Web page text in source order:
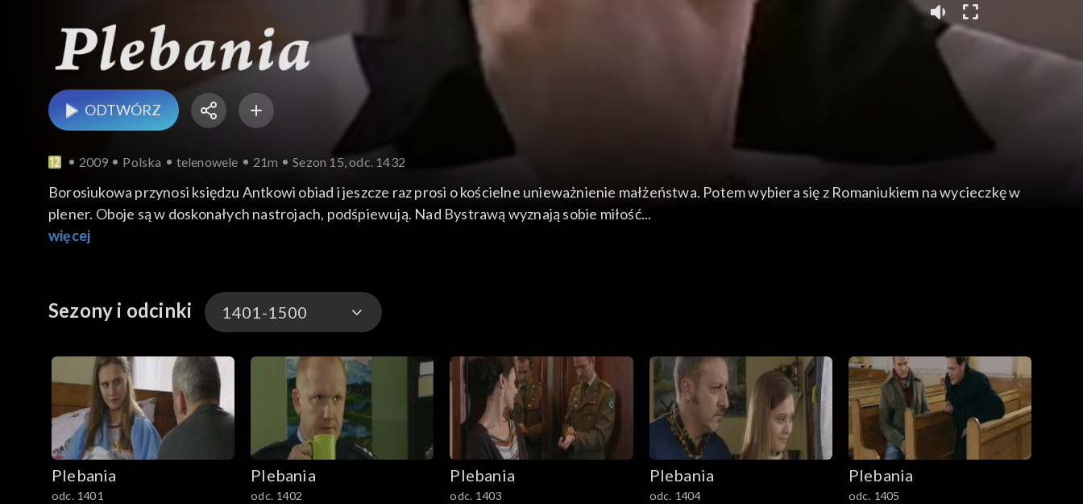
ODTWÓRZ
2009 Polska telenowele 21m Sezon 15, odc. 1432
Borosiukowa przynosi księdzu Antkowi obiad i jeszcze raz prosi o kościelne unieważnienie małżeństwa. Potem wybiera się z Romaniukiem na wycieczkę w
plener. Oboje są w doskonałych nastrojach, podśpiewują. Nad Bystrawą wyznają sobie miłość...
więcej
Sezony i odcinki 1401-1500
1–100
201–300
301–400
Plebania
odc. 1401
Plebania
odc. 1402
Plebania
odc. 1403
Plebania
odc. 1404
Plebania
odc. 1405